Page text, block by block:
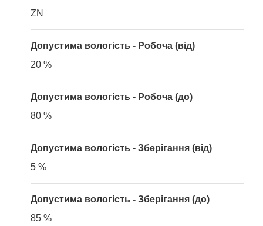
ZN
Допустима вологість - Робоча (від)
20 %
Допустима вологість - Робоча (до)
80 %
Допустима вологість - Зберігання (від)
5 %
Допустима вологість - Зберігання (до)
85 %